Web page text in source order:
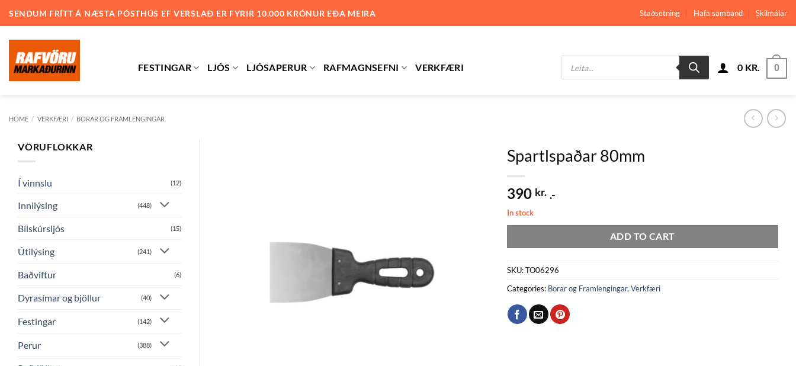
SENDUM FRÍTT Á NÆSTA PÓSTHÚS EF VERSLAÐ ER FYRIR 10.000 KRÓNUR EÐA MEIRA Staðsetning Hafa samband Skilmálar
FESTINGAR LJÓS LJÓSAPERUR RAFMAGNSEFNI VERKFÆRI
Products
search
0 KR. 0
HOME / VERKFÆRI / BORAR OG FRAMLENGINGAR
VÖRUFLOKKAR
Í vinnslu (12)
Innilýsing (448)
Bílskúrsljós (15)
Útilýsing (241)
Baðviftur (6)
Dyrasímar og bjöllur (40)
Festingar (142)
Perur (388)
Spartlspaðar 80mm
390 kr. .-
In stock
ADD TO CART
SKU:TO06296
Categories: Borar og Framlengingar, Verkfæri